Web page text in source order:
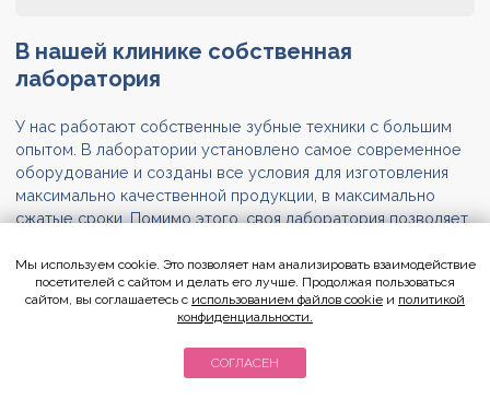
В нашей клинике собственная
лаборатория
У нас работают собственные зубные техники с большим
опытом. В лаборатории установлено самое современное
оборудование и созданы все условия для изготовления
максимально качественной продукции, в максимально
сжатые сроки. Помимо этого, своя лаборатория позволяет
предоставляемых услуг.
Мы используем cookie. Это позволяет нам анализировать взаимодействие
посетителей с сайтом и делать его лучше. Продолжая пользоваться
сайтом, вы соглашаетесь с использованием файлов cookie и политикой
конфиденциальности.
СОГЛАСЕН